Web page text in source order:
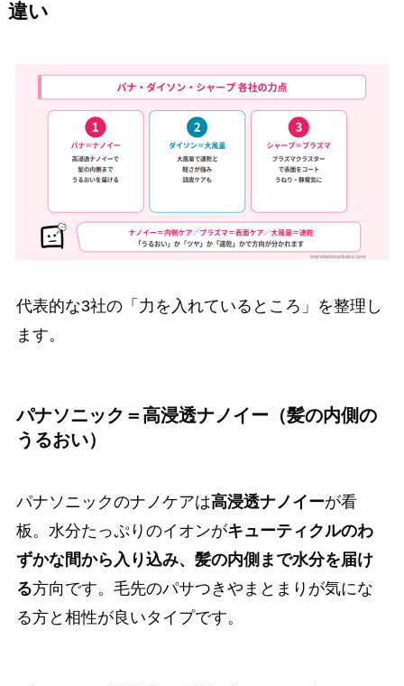
違い
代表的な3社の「力を入れているところ」を整理し
ます。
パナソニック＝高浸透ナノイー（髪の内側の
うるおい）
パナソニックのナノケアは高浸透ナノイーが看
板。水分たっぷりのイオンがキューティクルのわ
ずかな間から入り込み、髪の内側まで水分を届け
る方向です。毛先のパサつきやまとまりが気にな
る方と相性が良いタイプです。